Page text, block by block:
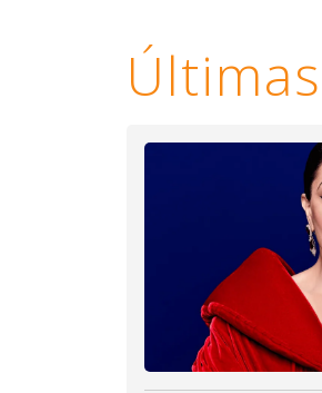
Últimas